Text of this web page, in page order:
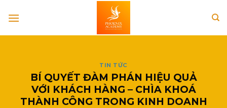
TIN TỨC
BÍ QUYẾT ĐÀM PHÁN HIỆU QUẢ
VỚI KHÁCH HÀNG – CHÌA KHOÁ
THÀNH CÔNG TRONG KINH DOANH